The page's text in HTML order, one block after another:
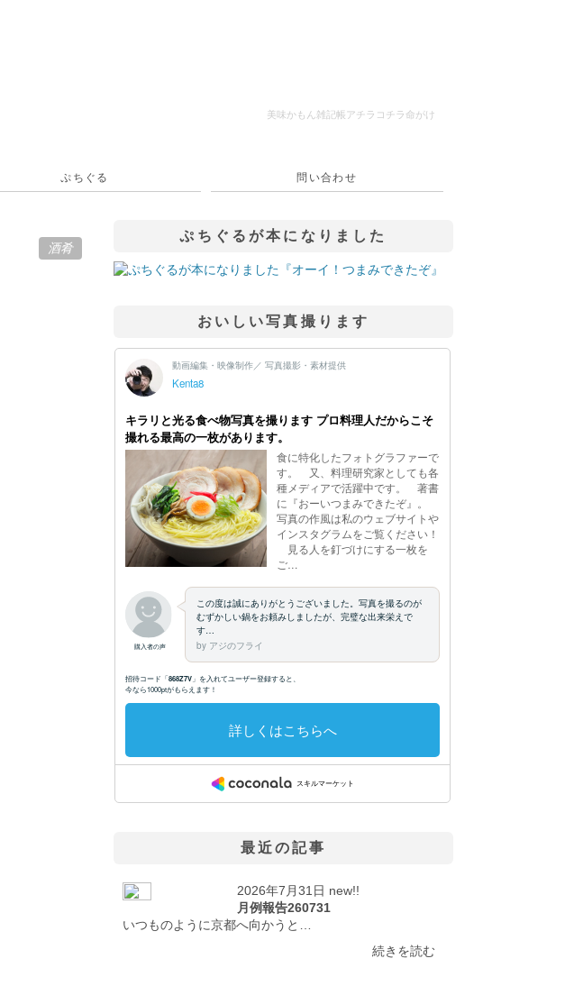
美味かもん雑記帳 アチラコチラ命がけ
ぷちぐる 問い合わせ
酒肴
ぷちぐるが本になりました
おいしい写真撮ります
最近の記事
2026年7月31日 new!!
月例報告260731
いつものように京都へ向かうと…
続きを読む